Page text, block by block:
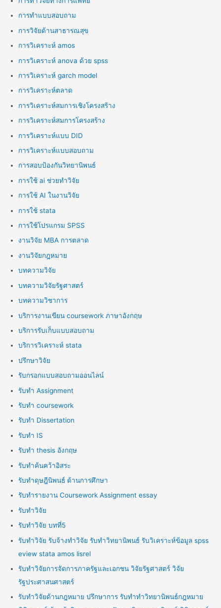
การทำแบบสอบถาม
การวิจัยด้านสาธารณสุข
การวิเคราะห์ amos
การวิเคราะห์ anova ด้วย spss
การวิเคราะห์ garch model
การวิเคราะห์ตลาด
การวิเคราะห์สมการเชิงโครงสร้าง
การวิเคราะห์สมการโครงสร้าง
การวิเคราะห์แบบ DID
การวิเคราะห์แบบสอบถาม
การสอบป้องกันวิทยานิพนธ์
การใช้ ai ช่วยทำวิจัย
การใช้ AI ในงานวิจัย
การใช้ stata
การใช้โปรแกรม SPSS
งานวิจัย MBA การตลาด
งานวิจัยกฎหมาย
บทความวิจัย
บทความวิจัยรัฐศาสตร์
บทความวิชาการ
บริการงานเขียน coursework ภาษาอังกฤษ
บริการรับเก็บแบบสอบถาม
บริการวิเคราะห์ stata
ปรึกษาวิจัย
รับกรอกแบบสอบถามออนไลน์
รับทำ Assignment
รับทำ coursework
รับทำ Dissertation
รับทำ IS
รับทำ thesis อังกฤษ
รับทำค้นคว้าอิสระ
รับทำดุษฎีนิพนธ์ ด้านการศึกษา
รับทำรายงาน Coursework Assignment essay
รับทำวิจัย
รับทำวิจัย บทที่5
รับทำวิจัย รับจ้างทำวิจัย รับทำวิทยานิพนธ์ รับวิเคราะห์ข้อมูล spss
eview stata amos lisrel
รับทำวิจัยการจัดการภาครัฐและเอกชน วิจัยรัฐศาสตร์ วิจัย
รัฐประศาสนศาสตร์
รับทำวิจัยด้านกฎหมาย ปรึกษาการ รับทำทำวิทยานิพนธ์กฎหมาย